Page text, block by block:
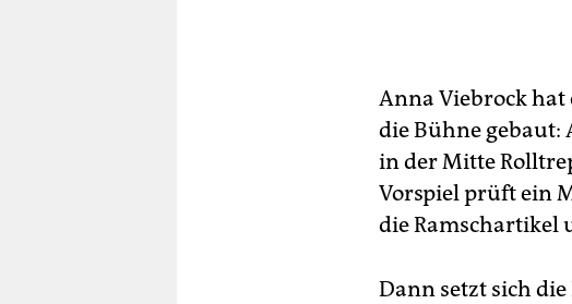
Anna Viebrock hat
die Bühne gebaut:
in der Mitte
Vorspiel prüft ein
die Ramschartikel
Dann setzt sich